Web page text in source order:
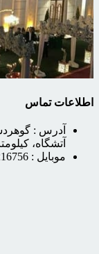
اطلاعات تماس
آدرس :
آتشگاه، کیلومتر 3، بعد از دوراهی
موبایل :